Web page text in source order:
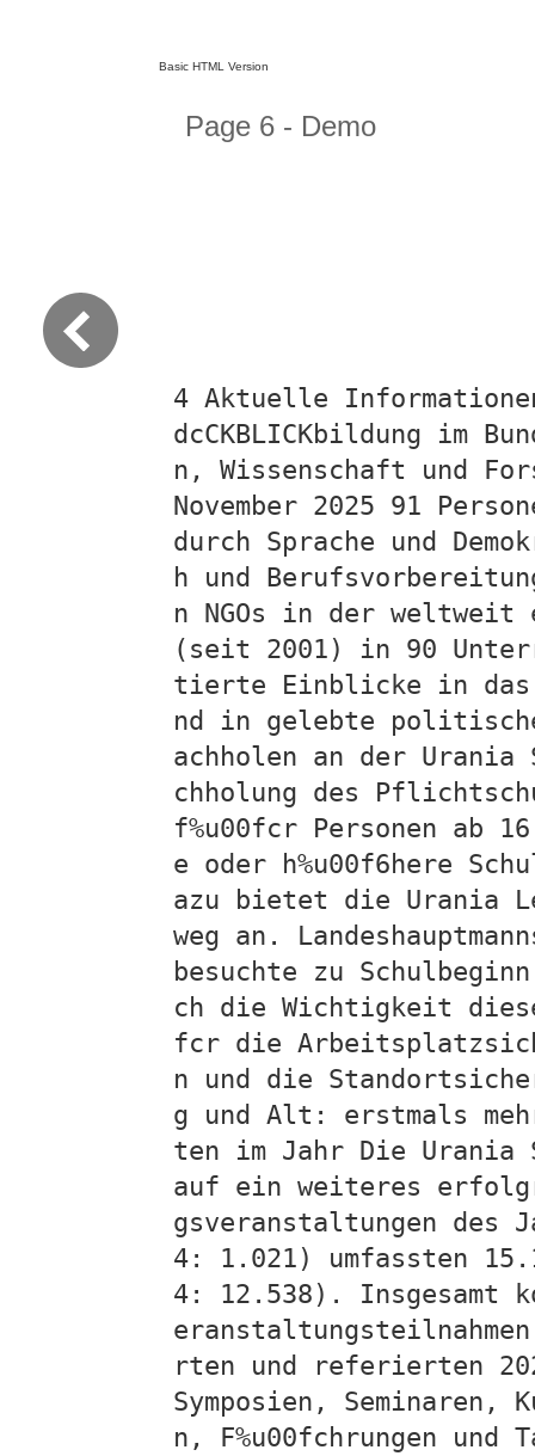
Basic HTML Version
Page 6 - Demo
4 Aktuelle Informationen
dcCKBLICKbildung im
n, Wissenschaft und
November 2025 91
durch Sprache und
h und
n NGOs in der weltweit
(seit 2001) in 90
tierte Einblicke in das
nd in gelebte
achholen an der
chholung des
f%u00fcr Personen ab
e oder h%u00f6here
azu bietet die Urania
weg an.
besuchte zu
ch die Wichtigkeit dieser
fcr die
n und die
g und Alt: erstmals
ten im Jahr Die Urania
auf ein weiteres
gsveranstaltungen des
4: 1.021) umfassten
4: 12.538). Insgesamt
rten und referierten
Symposien, Seminaren,
n, F%u00fchrungen und